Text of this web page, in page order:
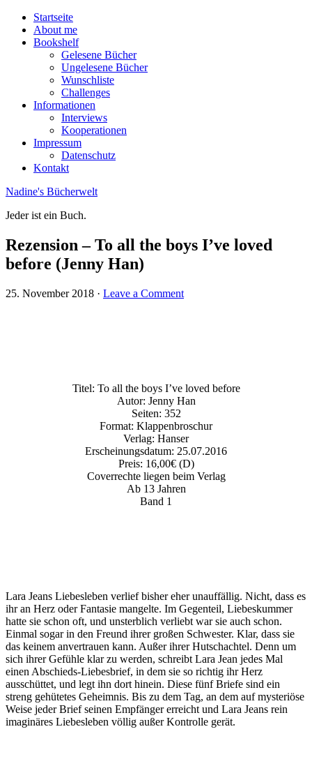
Startseite
About me
Bookshelf
Gelesene Bücher
Ungelesene Bücher
Wunschliste
Challenges
Informationen
Interviews
Kooperationen
Impressum
Datenschutz
Kontakt
Nadine's Bücherwelt
Jeder ist ein Buch.
Rezension – To all the boys I’ve loved
before (Jenny Han)
25. November 2018 · Leave a Comment
Titel: To all the boys I’ve loved before
Autor: Jenny Han
Seiten: 352
Format: Klappenbroschur
Verlag: Hanser
Erscheinungsdatum: 25.07.2016
Preis: 16,00€ (D)
Coverrechte liegen beim Verlag
Ab 13 Jahren
Band 1
Lara Jeans Liebesleben verlief bisher eher unauffällig. Nicht, dass es
ihr an Herz oder Fantasie mangelte. Im Gegenteil, Liebeskummer
hatte sie schon oft, und unsterblich verliebt war sie auch schon.
Einmal sogar in den Freund ihrer großen Schwester. Klar, dass sie
das keinem anvertrauen kann. Außer ihrer Hutschachtel. Denn um
sich ihrer Gefühle klar zu werden, schreibt Lara Jean jedes Mal
einen Abschieds-Liebesbrief, in dem sie so richtig ihr Herz
ausschüttet, und legt ihn dort hinein. Diese fünf Briefe sind ein
streng gehütetes Geheimnis. Bis zu dem Tag, an dem auf mysteriöse
Weise jeder Brief seinen Empfänger erreicht und Lara Jeans rein
imaginäres Liebesleben völlig außer Kontrolle gerät.